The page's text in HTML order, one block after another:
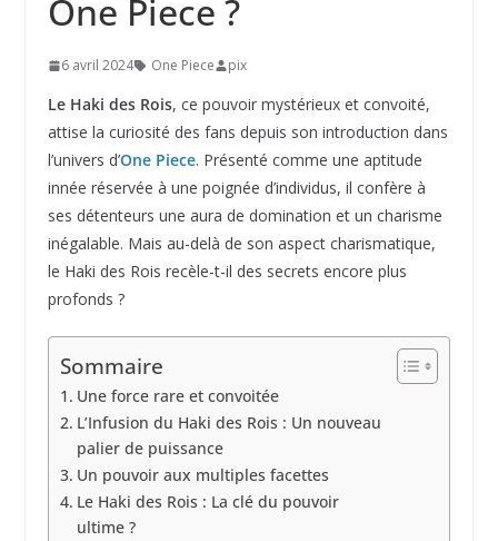
One Piece ?
6 avril 2024 One Piece pix
Le Haki des Rois, ce pouvoir mystérieux et convoité,
attise la curiosité des fans depuis son introduction dans
l’univers d’One Piece. Présenté comme une aptitude
innée réservée à une poignée d’individus, il confère à
ses détenteurs une aura de domination et un charisme
inégalable. Mais au-delà de son aspect charismatique,
le Haki des Rois recèle-t-il des secrets encore plus
profonds ?
Sommaire
Une force rare et convoitée
L’Infusion du Haki des Rois : Un nouveau
palier de puissance
Un pouvoir aux multiples facettes
Le Haki des Rois : La clé du pouvoir
ultime ?